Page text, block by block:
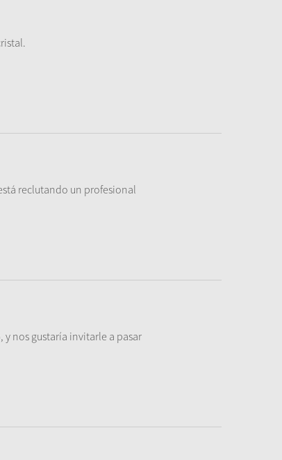
reclutando un profesional
y nos gustaría invitarle a pasar